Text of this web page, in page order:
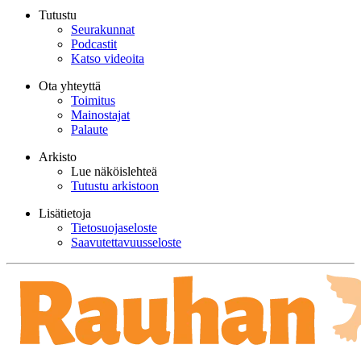
Tutustu
Seurakunnat
Podcastit
Katso videoita
Ota yhteyttä
Toimitus
Mainostajat
Palaute
Arkisto
Lue näköislehteä
Tutustu arkistoon
Lisätietoja
Tietosuojaseloste
Saavutettavuusseloste